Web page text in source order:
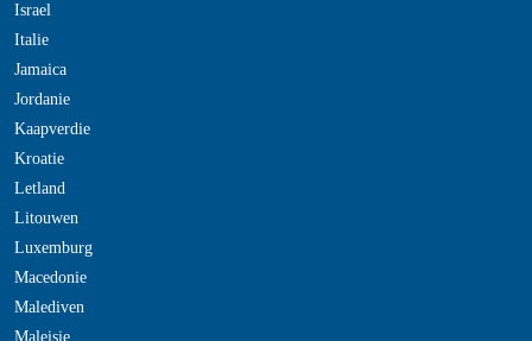
Israel
Italie
Jamaica
Jordanie
Kaapverdie
Kroatie
Letland
Litouwen
Luxemburg
Macedonie
Malediven
Maleisie